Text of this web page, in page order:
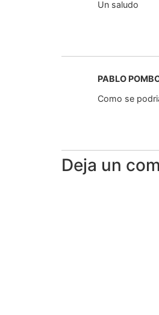
Un saludo
PABLO
Como se
Deja un